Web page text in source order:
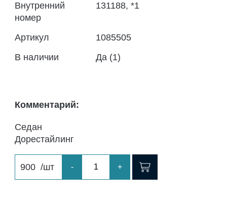
Внутренний
номер
131188, *1
Артикул
1085505
В наличии
Да (1)
Комментарий:
Седан
Дорестайлинг
900 /шт - +